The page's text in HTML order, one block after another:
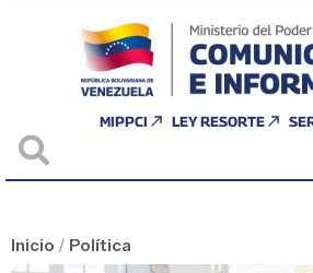
MIPPCI LEY RESORTE
Inicio / Política